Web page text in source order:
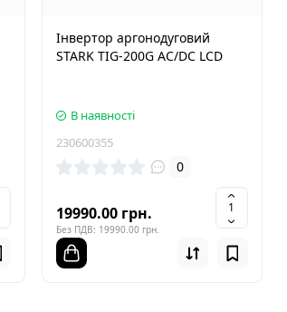
Інвертор аргонодуговий
STARK TIG-200G AC/DC LCD
В наявності
230600355
0
19990.00 грн.
Без ПДВ: 19990.00 грн.